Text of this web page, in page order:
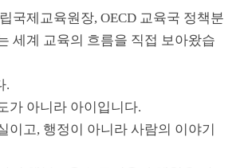
국제교육원장, OECD 교육국 정책분
세계 교육의 흐름을 직접 보아왔습
.
가 아니라 아이입니다.
이고, 행정이 아니라 사람의 이야기